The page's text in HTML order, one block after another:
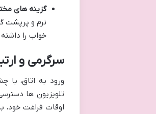
گزینه های
نرم و پرپشت
خواب را
سرگرمی و
ورود به اتاق،
تلویزیون ها
اوقات فراغت خود،